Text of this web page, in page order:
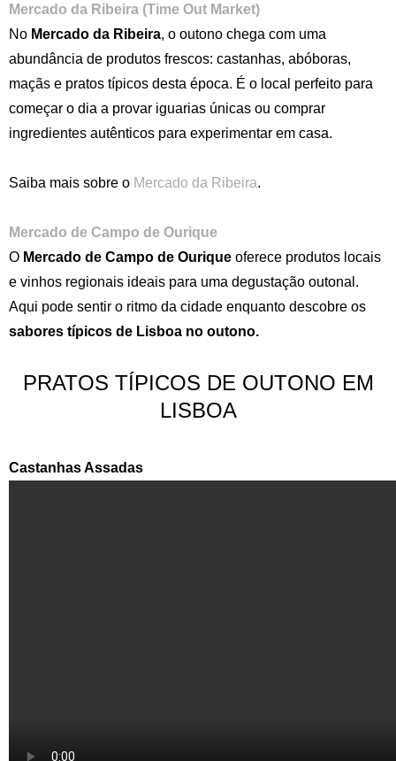
Mercado da Ribeira (Time Out Market)
No Mercado da Ribeira, o outono chega com uma
abundância de produtos frescos: castanhas, abóboras,
maçãs e pratos típicos desta época. É o local perfeito para
começar o dia a provar iguarias únicas ou comprar
ingredientes autênticos para experimentar em casa.
Saiba mais sobre o Mercado da Ribeira.
Mercado de Campo de Ourique
O Mercado de Campo de Ourique oferece produtos locais
e vinhos regionais ideais para uma degustação outonal.
Aqui pode sentir o ritmo da cidade enquanto descobre os
sabores típicos de Lisboa no outono.
PRATOS TÍPICOS DE OUTONO EM
LISBOA
Castanhas Assadas